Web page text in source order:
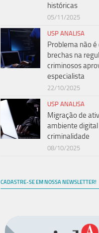
históricas
05/11/2025
USP ANALISA
Problema não
brechas na
criminosos
especialista
22/10/2025
USP ANALISA
Migração de
ambiente
criminalidade
08/10/2025
CADASTRE-SE EM NOSSA NEWSLETTER!